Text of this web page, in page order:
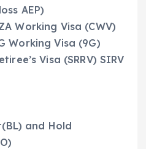
AEP)
Working Visa (CWV)
Working Visa (9G)
Visa (SRRV) SIRV
and Hold